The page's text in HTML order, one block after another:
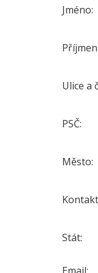
Jméno:
Ulice a
PSČ:
Město:
Stát: